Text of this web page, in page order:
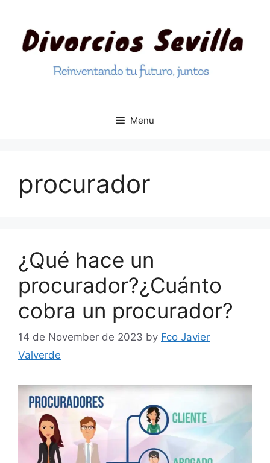
content
Menu
procurador
¿Qué hace un
procurador?¿Cuánto
cobra un procurador?
14 de November de 2023 by Fco Javier
Valverde